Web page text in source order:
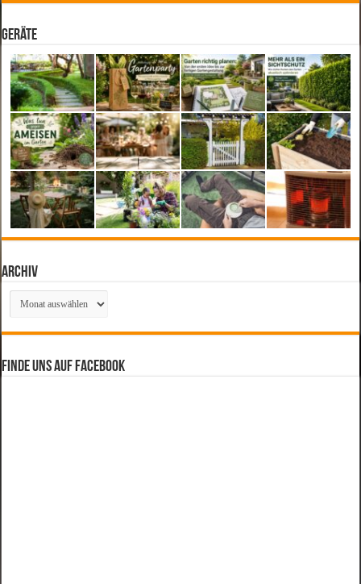
Geräte
Archiv
Archiv
Finde uns auf Facebook